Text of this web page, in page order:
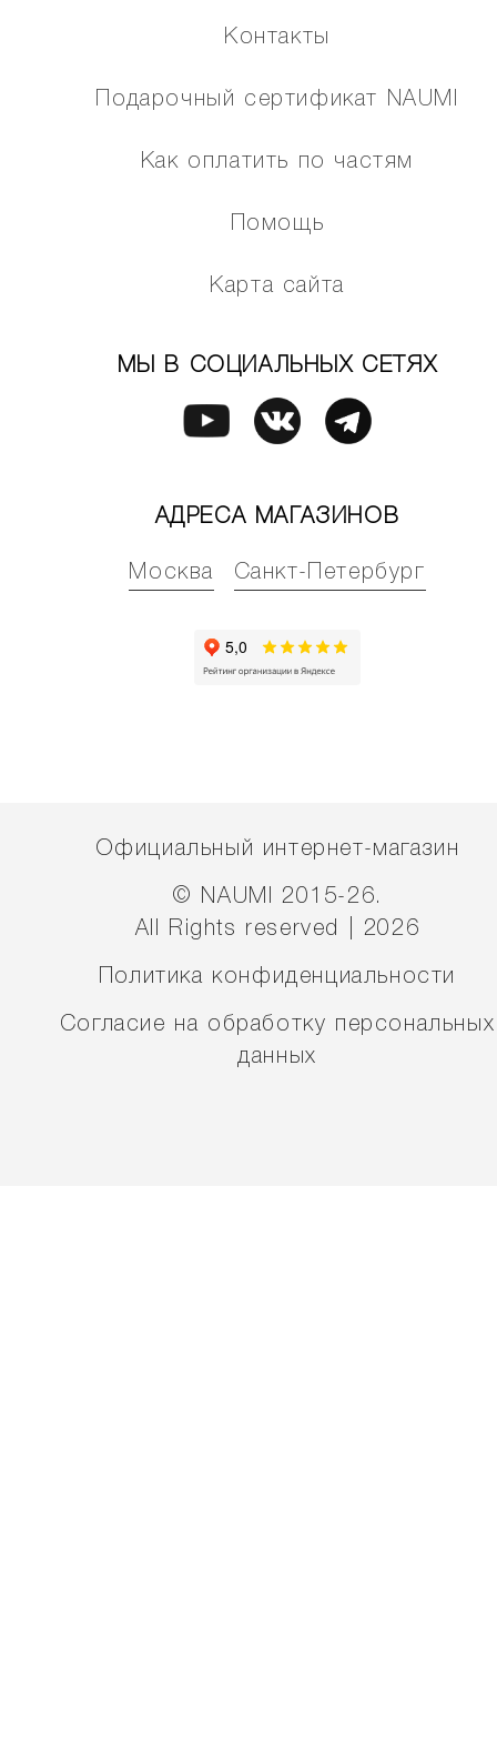
Контакты
Подарочный сертификат NAUMI
Как оплатить по частям
Помощь
Карта сайта
МЫ В СОЦИАЛЬНЫХ СЕТЯХ
АДРЕСА МАГАЗИНОВ
Москва Санкт-Петербург
Официальный интернет-магазин
© NAUMI 2015-26.
All Rights reserved | 2026
Политика конфиденциальности
Согласие на обработку персональных
данных